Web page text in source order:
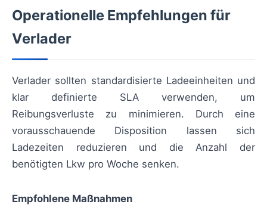
Operationelle Empfehlungen für
Verlader
Verlader sollten standardisierte Ladeeinheiten und
klar definierte SLA verwenden, um
Reibungsverluste zu minimieren. Durch eine
vorausschauende Disposition lassen sich
Ladezeiten reduzieren und die Anzahl der
benötigten Lkw pro Woche senken.
Empfohlene Maßnahmen